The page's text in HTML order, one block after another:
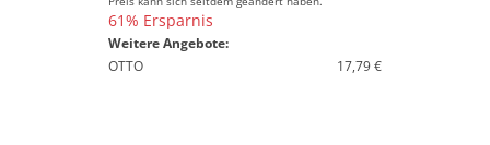
61% Ersparnis
Weitere Angebote:
OTTO
17,79 €